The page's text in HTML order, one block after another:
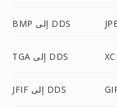
BMP إلى DDS
TGA إلى DDS
JFIF إلى DDS